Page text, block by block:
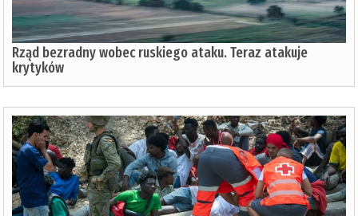
Rząd bezradny wobec ruskiego ataku. Teraz atakuje
krytyków